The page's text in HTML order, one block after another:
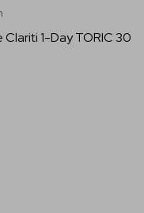
1-Day TORIC 30